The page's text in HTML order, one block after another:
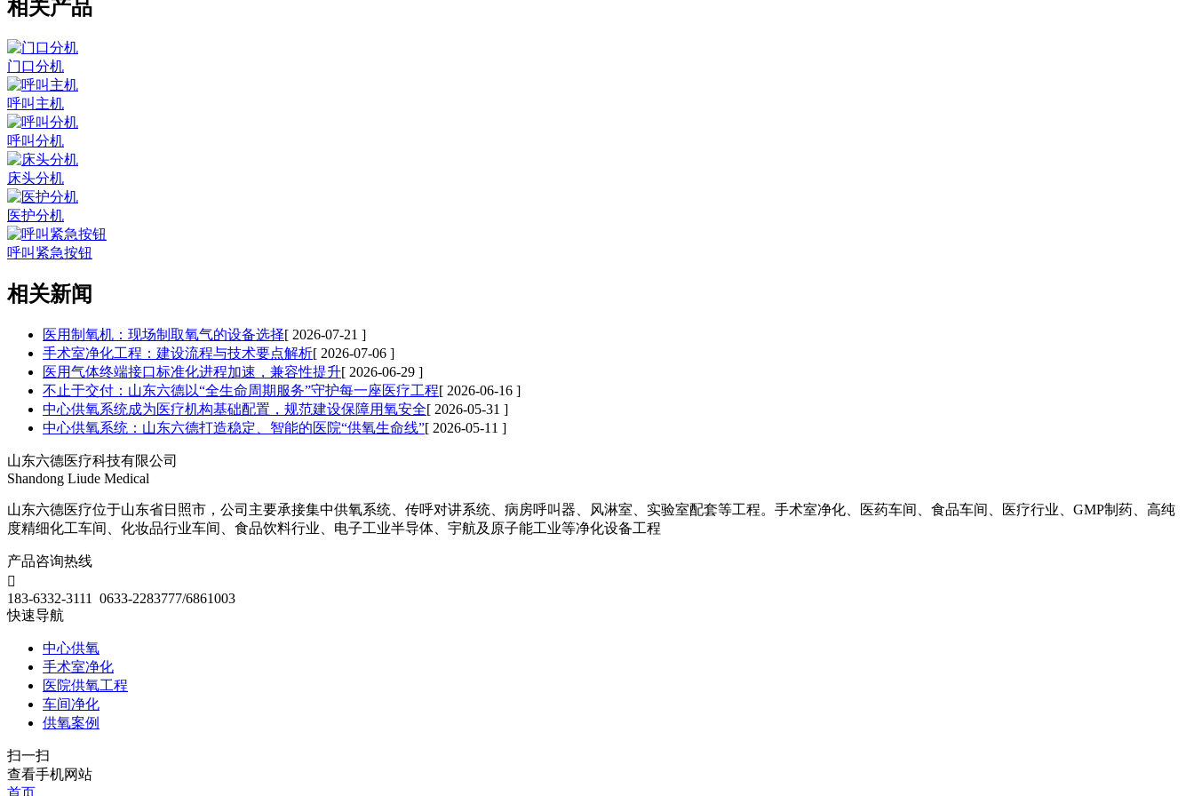
相关产品
门口分机
呼叫主机
呼叫分机
床头分机
医护分机
呼叫紧急按钮
相关新闻
医用制氧机：现场制取氧气的设备选择[ 2026-07-21 ]
手术室净化工程：建设流程与技术要点解析[ 2026-07-06 ]
医用气体终端接口标准化进程加速，兼容性提升[ 2026-06-29 ]
不止于交付：山东六德以“全生命周期服务”守护每一座医疗工程[ 2026-06-16 ]
中心供氧系统成为医疗机构基础配置，规范建设保障用氧安全[ 2026-05-31 ]
中心供氧系统：山东六德打造稳定、智能的医院“供氧生命线”[ 2026-05-11 ]
山东六德医疗科技有限公司
Shandong Liude Medical
山东六德医疗位于山东省日照市，公司主要承接集中供氧系统、传呼对讲系统、病房呼叫器、风淋室、实验室配套等工程。手术室净化、医药车间、食品车间、医疗行业、GMP制药、高纯
度精细化工车间、化妆品行业车间、食品饮料行业、电子工业半导体、宇航及原子能工业等净化设备工程
产品咨询热线

183-6332-3111 0633-2283777/6861003
快速导航
中心供氧
手术室净化
医院供氧工程
车间净化
供氧案例
扫一扫
查看手机网站